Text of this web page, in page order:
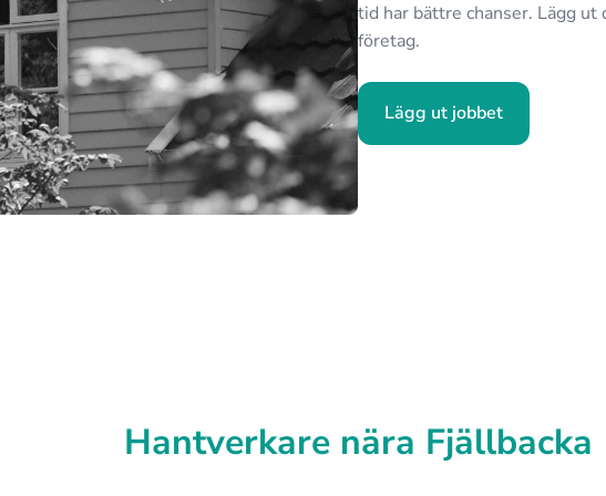
tid har bättre chanser. Lägg
företag.
Lägg ut jobbet
Hantverkare nära Fjällbacka